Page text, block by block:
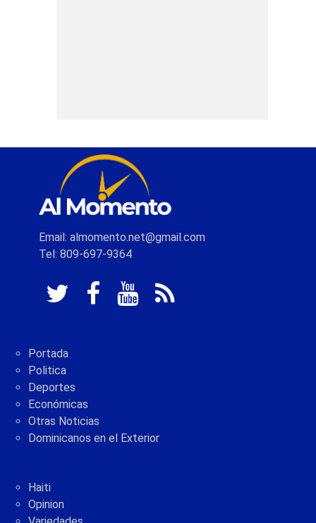
Email: almomento.net@gmail.com
Tel: 809-697-9364
Portada
Politica
Deportes
Económicas
Otras Noticias
Dominicanos en el Exterior
Haiti
Opinion